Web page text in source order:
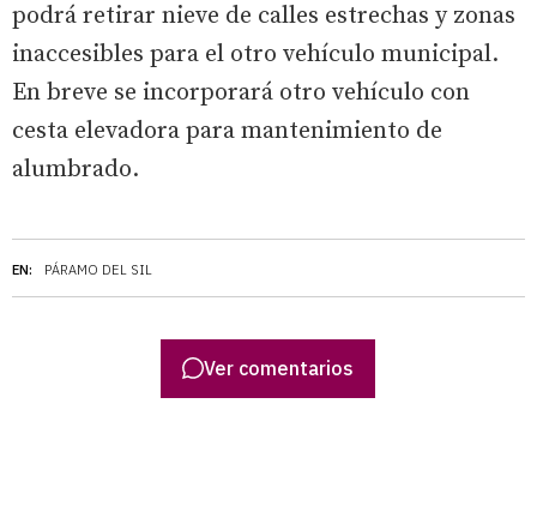
EN: PÁRAMO DEL SIL
podrá retirar nieve de calles estrechas y zonas
inaccesibles para el otro vehículo municipal.
En breve se incorporará otro vehículo con
cesta elevadora para mantenimiento de
alumbrado.
Ver comentarios